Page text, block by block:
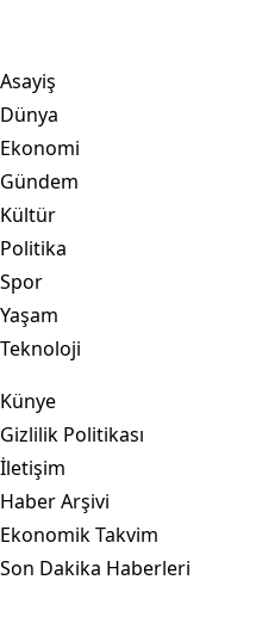
Asayiş
Dünya
Ekonomi
Gündem
Kültür
Politika
Spor
Yaşam
Teknoloji
Künye
Gizlilik Politikası
İletişim
Haber Arşivi
Ekonomik Takvim
Son Dakika Haberleri